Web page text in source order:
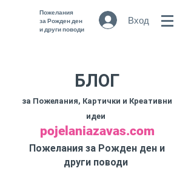
Пожелания
за Рожден ден
и други поводи
Вход
БЛОГ
за Пожелания, Картички и Креативни
идеи
pojelaniazavas.com
Пожелания за Рожден ден и
други поводи